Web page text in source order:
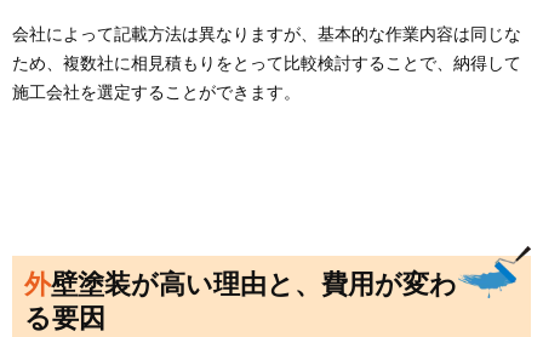
会社によって記載方法は異なりますが、基本的な作業内容は同じな
ため、複数社に相見積もりをとって比較検討することで、納得して
施工会社を選定することができます。
外壁塗装が高い理由と、費用が変わ
る要因